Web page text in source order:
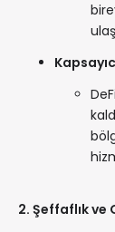
2. Şeffaflık ve